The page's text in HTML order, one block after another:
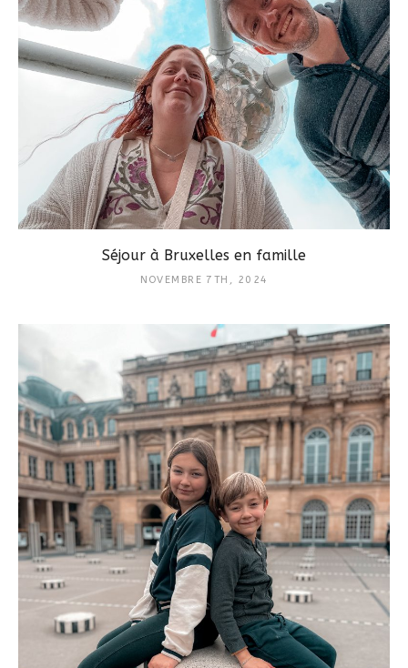
Séjour à Bruxelles en famille
NOVEMBRE 7TH, 2024